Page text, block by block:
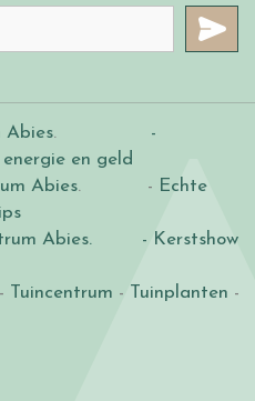
Abies.
-
en geld
Abies. - Echte
Abies.
- Kerstshow
- Tuincentrum - Tuinplanten -